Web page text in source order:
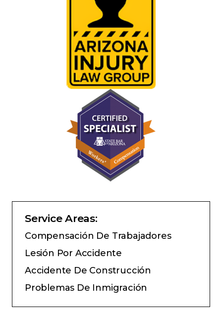
Service Areas:
Compensación De Trabajadores
Lesión Por Accidente
Accidente De Construcción
Problemas De Inmigración